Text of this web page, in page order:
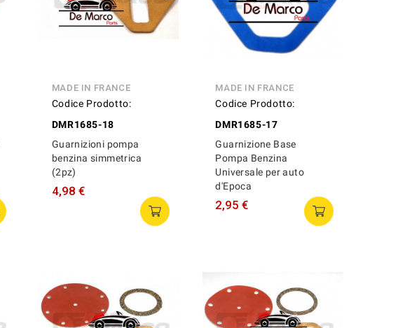
MADE IN FRANCE
Codice Prodotto:
DMR1685-18
Guarnizioni pompa
benzina simmetrica
(2pz)
4,98 €
MADE IN FRANCE
Codice Prodotto:
DMR1685-17
Guarnizione Base
Pompa Benzina
Universale per auto
d'Epoca
2,95 €